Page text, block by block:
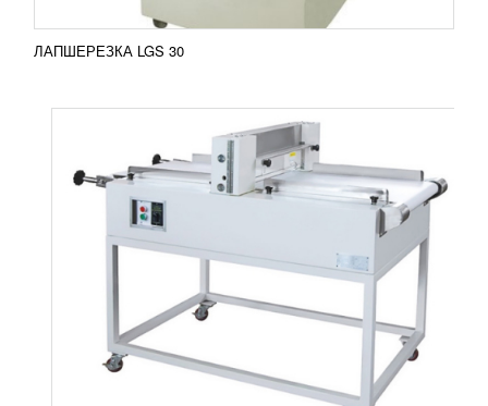
ЛАПШЕРЕЗКА LGS 30
ТЕРМОУПАКОВОЧНЫЙ АППАРАТ АП
ТПЦ-550Р
УЗНАТЬ ЦЕНУ
Термоупаковочный аппарат АП ТПЦ-550Р
универсален в плане возможностей упаковки
огромного перечня продукции. Это могут быть и
бутылки, и банки, и...
Добавить в сравнение